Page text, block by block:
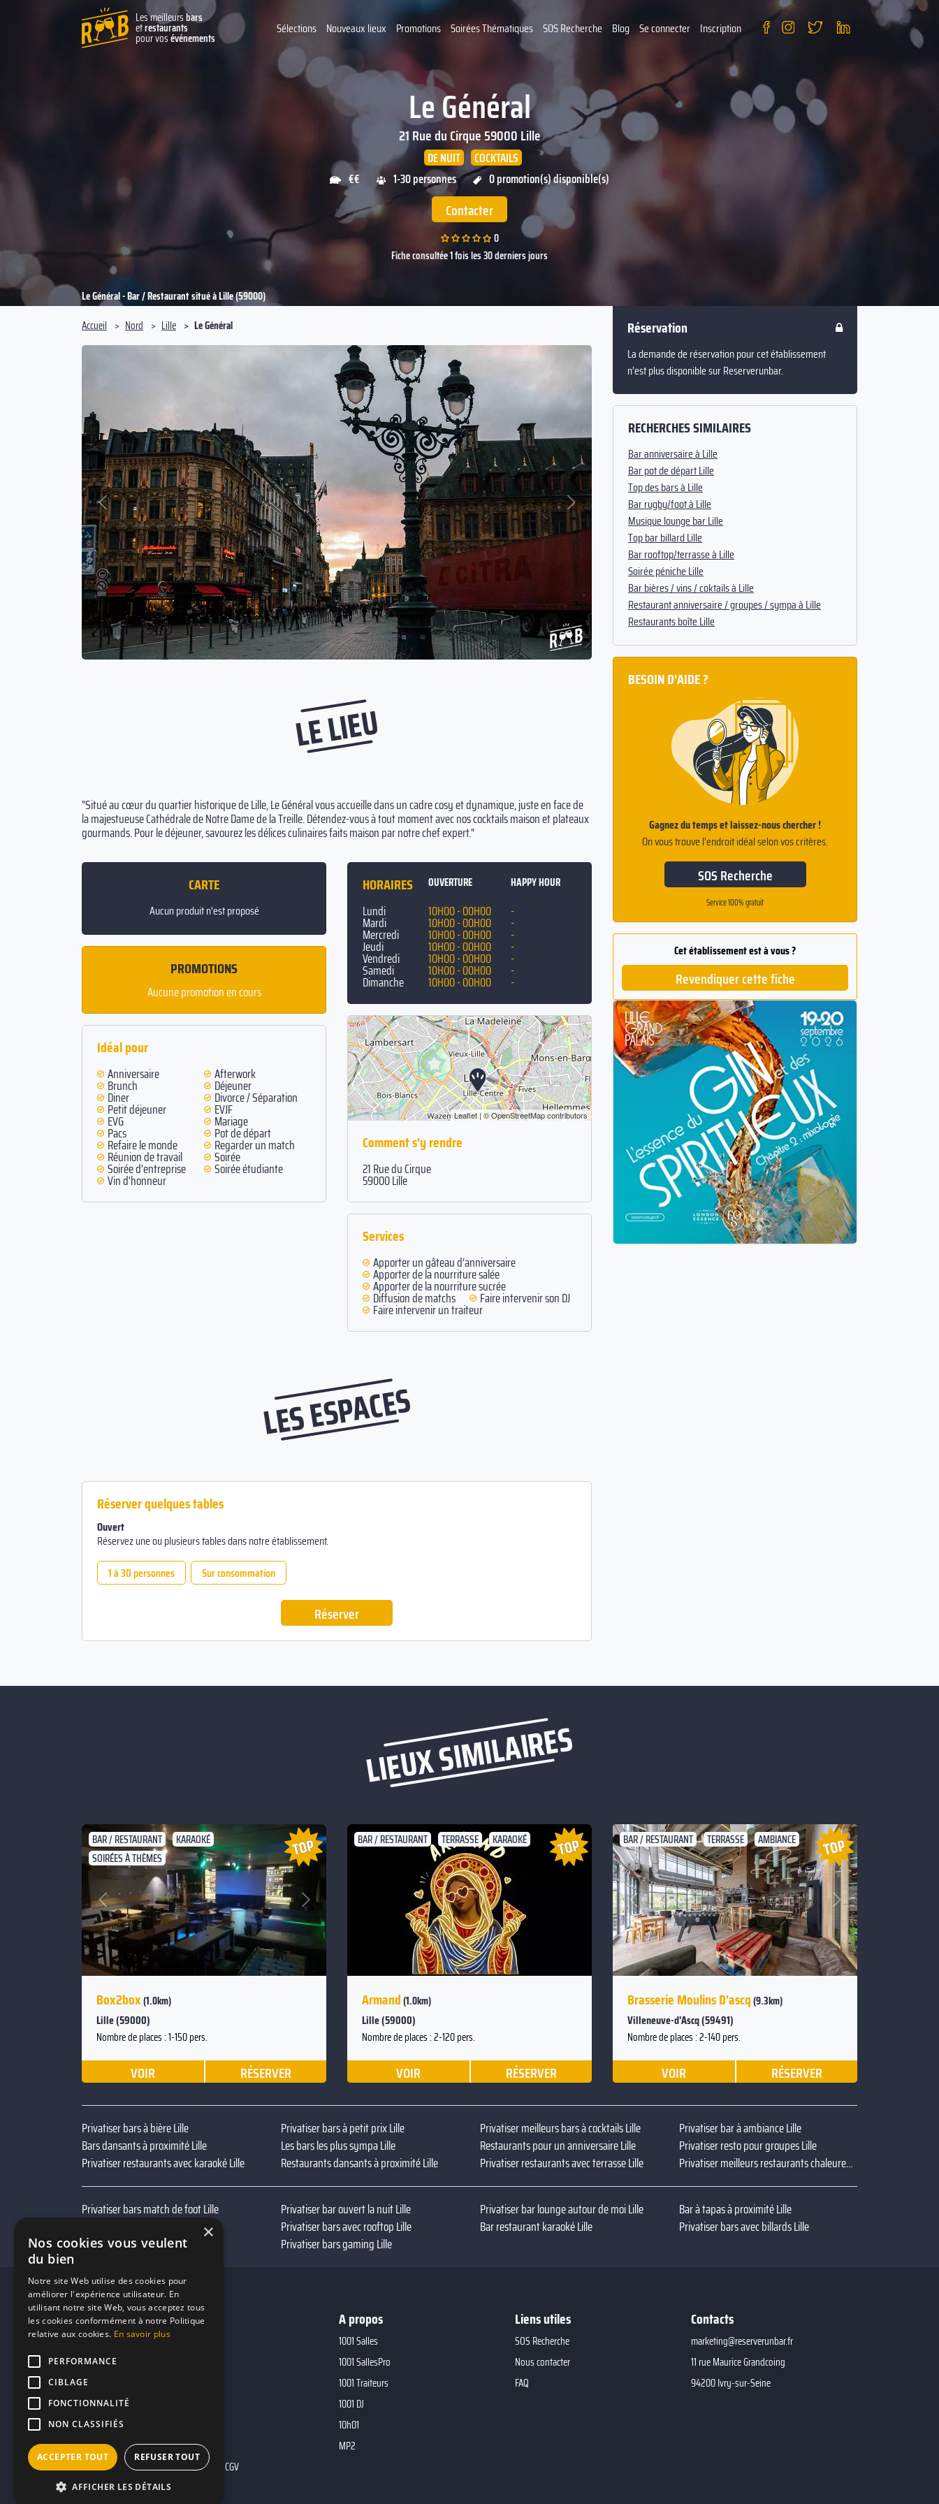
Les meilleursbars
etrestaurants
pour vosévénements
Sélections Nouveaux lieux Promotions Soirées Thématiques SOS Recherche Blog Se connecter Inscription
Le Général
21 Rue du Cirque59000Lille
DE NUIT
COCKTAILS
€€
1-30 personnes 0 promotion(s) disponible(s)
Contacter
0
Fiche consultée 1 fois les 30 derniers jours
Le Général - Bar / Restaurant situé à Lille (59000)
Accueil
Nord Lille Le Général
Précédent
Suivant
LE LIEU
"Situé au cœur du quartier historique de Lille, Le Général vous accueille dans un cadre cosy et dynamique, juste en face de
la majestueuse Cathédrale de Notre Dame de la Treille. Détendez-vous à tout moment avec nos cocktails maison et plateaux
gourmands. Pour le déjeuner, savourez les délices culinaires faits maison par notre chef expert."
CARTE
Aucun produit n'est proposé
PROMOTIONS
Aucune promotion en cours
Idéal pour
Anniversaire Afterwork
Brunch Déjeuner
Diner Divorce / Séparation
Petit déjeuner EVJF
EVG Mariage
Pacs Pot de départ
Refaire le monde Regarder un match
Réunion de travail Soirée
Soirée d'entreprise Soirée étudiante
Vin d'honneur
HORAIRES OUVERTURE HAPPY HOUR
Lundi 10H00 - 00H00 -
Mardi 10H00 - 00H00 -
Mercredi 10H00 - 00H00 -
Jeudi 10H00 - 00H00 -
Vendredi 10H00 - 00H00 -
Samedi 10H00 - 00H00 -
Dimanche 10H00 - 00H00 -
Leaflet| ©OpenStreetMapcontributors
Comment s'y rendre
21 Rue du Cirque
59000 Lille
Services
Apporter un gâteau d’anniversaire
Apporter de la nourriture salée
Apporter de la nourriture sucrée
Diffusion de matchs Faire intervenir son DJ
Faire intervenir un traiteur
LES ESPACES
Réserver quelques tables
Ouvert
Réservez une ou plusieurs tables dans notre établissement.
1 à 30 personnes
Sur consommation
Réserver
Réservation
La demande de réservation pour cet établissement
n’est plus disponible sur Reserverunbar.
RECHERCHES SIMILAIRES
Bar anniversaire à Lille
Bar pot de départ Lille
Top des bars à Lille
Bar rugby/foot à Lille
Musique lounge bar Lille
Top bar billard Lille
Bar rooftop/terrasse à Lille
Soirée péniche Lille
Bar bières / vins / coktails à Lille
Restaurant anniversaire / groupes / sympa à Lille
Restaurants boîte Lille
BESOIN D'AIDE ?
Gagnez du temps et laissez-nous chercher !
On vous trouve l’endroit idéal selon vos critères.
SOS Recherche
Service 100% gratuit
Cet établissement est à vous ?
Revendiquer cette fiche
LIEUX SIMILAIRES
BAR / RESTAURANT
KARAOKÉ
SOIRÉES À THÈMES
Précédent
Suivant
Box2box(1.0km)
Lille (59000)
Nombre de places : 1-150 pers.
VOIR RÉSERVER
BAR / RESTAURANT TERRASSE KARAOKÉ
Armand(1.0km)
Lille (59000)
Nombre de places : 2-120 pers.
VOIR RÉSERVER
BAR / RESTAURANT TERRASSE AMBIANCE
Précédent
Suivant
Brasserie Moulins D'ascq(9.3km)
Villeneuve-d'Ascq (59491)
Nombre de places : 2-140 pers.
VOIR RÉSERVER
Privatiser bars à bière Lille Privatiser bars à petit prix Lille Privatiser meilleurs bars à cocktails Lille
Privatiser bar à ambiance Lille
Bars dansants à proximité Lille
Les bars les plus sympa Lille Restaurants pour un anniversaire Lille
Privatiser resto pour groupes Lille
Privatiser restaurants avec karaoké Lille
Restaurants dansants à proximité Lille Privatiser restaurants avec terrasse Lille Privatiser meilleurs restaurants chaleureux Lille
Privatiser bars match de foot Lille Privatiser bar ouvert la nuit Lille Privatiser bar lounge autour de moi Lille
Bar à tapas à proximité Lille
Privatiser bars avec terrasse Lille
Privatiser bars avec rooftop Lille Bar restaurant karaoké Lille
Privatiser bars avec billards Lille
Bar à vin à proximité Lille
Privatiser bars gaming Lille
Mentions légales CGU CGV
A propos
1001 Salles
1001 SallesPro
1001 Traiteurs
1001 DJ
10h01
MP2
Liens utiles
SOS Recherche
Nous contacter
FAQ
Contacts
marketing@reserverunbar.fr
11 rue Maurice Grandcoing
94200 Ivry-sur-Seine
×
Nos cookies vous veulent
du bien
Notre site Web utilise des cookies pour
améliorer l'expérience utilisateur. En
utilisant notre site Web, vous acceptez tous
les cookies conformément à notre Politique
relative aux cookies. En savoir plus
PERFORMANCE
CIBLAGE
FONCTIONNALITÉ
NON CLASSIFIÉS
ACCEPTER TOUT REFUSER TOUT
AFFICHER LES DÉTAILS